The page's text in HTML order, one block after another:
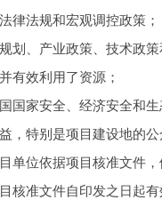
法规和宏观调控政策；
、产业政策、技术政策
效利用了资源；
家安全、经济安全和生
特别是项目建设地的公
位依据项目核准文件，
准文件自印发之日起有